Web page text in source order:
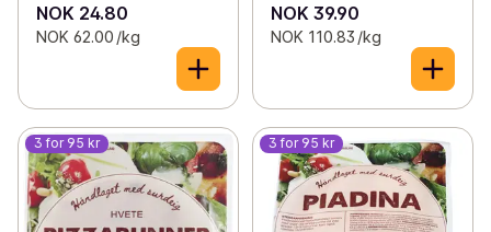
NOK 24.80
NOK 62.00 /kg
NOK 39.90
NOK 110.83 /kg
3 for 95 kr 3 for 95 kr